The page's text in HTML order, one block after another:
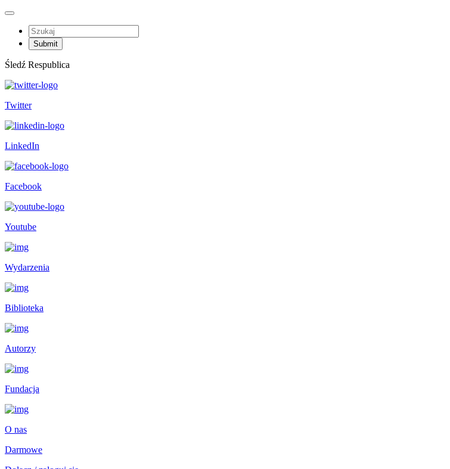
Śledź Respublica
Twitter
LinkedIn
Facebook
Youtube
Wydarzenia
Biblioteka
Autorzy
Fundacja
O nas
Darmowe